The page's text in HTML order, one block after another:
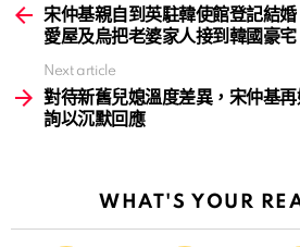
more宋仲基親自到英駐韓使館登記結婚
愛屋及烏把老婆家人接到韓國豪宅
Next article
對待新舊兒媳溫度差異，宋仲基
詢以沉默回應
WHAT'S YOUR